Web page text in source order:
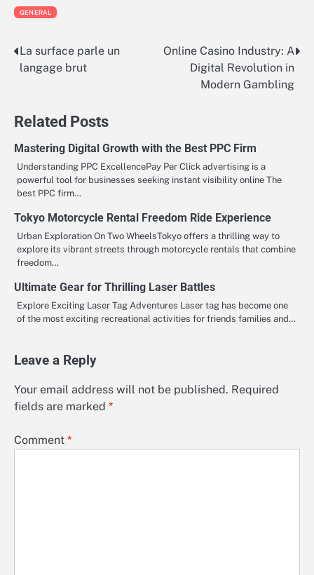
GENERAL
Post
navigation
La surface parle un
langage brut
Online Casino Industry: A
Digital Revolution in
Modern Gambling
Related Posts
Mastering Digital Growth with the Best PPC Firm
Understanding PPC ExcellencePay Per Click advertising is a
powerful tool for businesses seeking instant visibility online The
best PPC firm…
Tokyo Motorcycle Rental Freedom Ride Experience
Urban Exploration On Two WheelsTokyo offers a thrilling way to
explore its vibrant streets through motorcycle rentals that combine
freedom…
Ultimate Gear for Thrilling Laser Battles
Explore Exciting Laser Tag Adventures Laser tag has become one
of the most exciting recreational activities for friends families and…
Leave a Reply
Your email address will not be published. Required
fields are marked *
Comment *